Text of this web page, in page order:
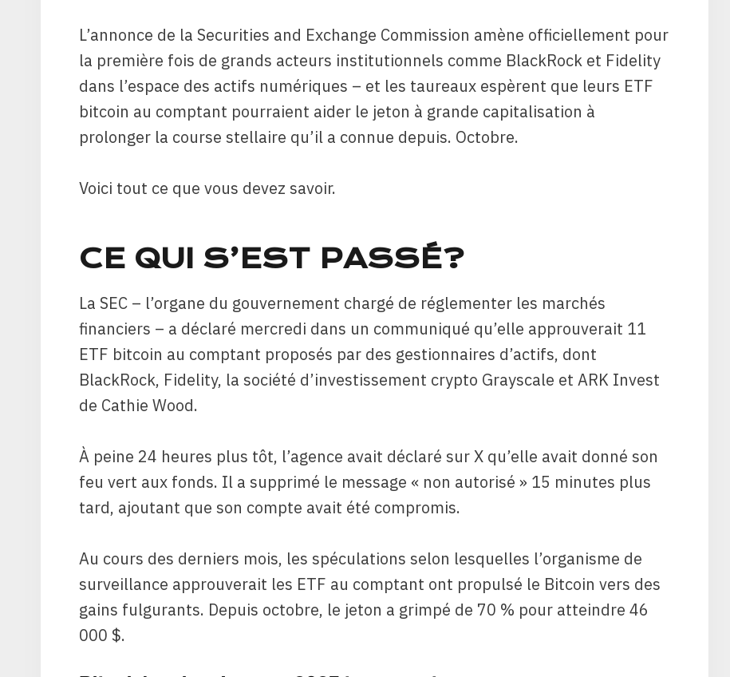
L’annonce de la Securities and Exchange Commission amène officiellement pour
la première fois de grands acteurs institutionnels comme BlackRock et Fidelity
dans l’espace des actifs numériques – et les taureaux espèrent que leurs ETF
bitcoin au comptant pourraient aider le jeton à grande capitalisation à
prolonger la course stellaire qu’il a connue depuis. Octobre.
Voici tout ce que vous devez savoir.
CE QUI S’EST PASSÉ?
La SEC – l’organe du gouvernement chargé de réglementer les marchés
financiers – a déclaré mercredi dans un communiqué qu’elle approuverait 11
ETF bitcoin au comptant proposés par des gestionnaires d’actifs, dont
BlackRock, Fidelity, la société d’investissement crypto Grayscale et ARK Invest
de Cathie Wood.
À peine 24 heures plus tôt, l’agence avait déclaré sur X qu’elle avait donné son
feu vert aux fonds. Il a supprimé le message « non autorisé » 15 minutes plus
tard, ajoutant que son compte avait été compromis.
Au cours des derniers mois, les spéculations selon lesquelles l’organisme de
surveillance approuverait les ETF au comptant ont propulsé le Bitcoin vers des
gains fulgurants. Depuis octobre, le jeton a grimpé de 70 % pour atteindre 46
000 $.